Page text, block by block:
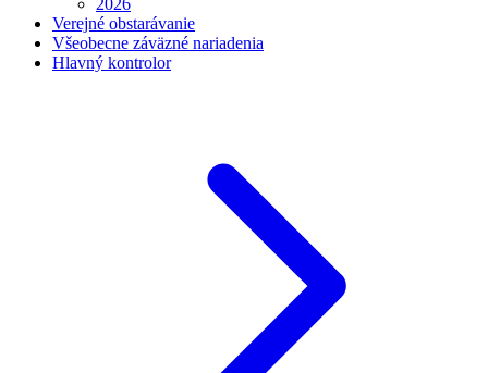
2026
Verejné obstarávanie
Všeobecne záväzné nariadenia
Hlavný kontrolor